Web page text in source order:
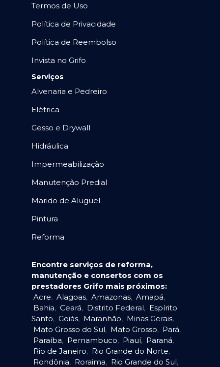
Termos de Uso
Política de Privacidade
Política de Reembolso
Invista no Grifo
Serviços
Alvenaria e Pedreiro
Elétrica
Gesso e Drywall
Hidráulica
Impermeabilização
Manutenção Predial
Marido de Aluguel
Pintura
Reforma
Encontre serviços de reforma,
manutenção e consertos com os
prestadores Grifo mais próximos:
Acre, Alagoas, Amazonas, Amapá,
Bahia, Ceará, Distrito Federal, Espírito
Santo, Goiás, Maranhão, Minas Gerais,
Mato Grosso do Sul, Mato Grosso, Pará,
Paraíba, Pernambuco, Piauí, Paraná,
Rio de Janeiro, Rio Grande do Norte,
Rondônia, Roraima, Rio Grande do Sul,